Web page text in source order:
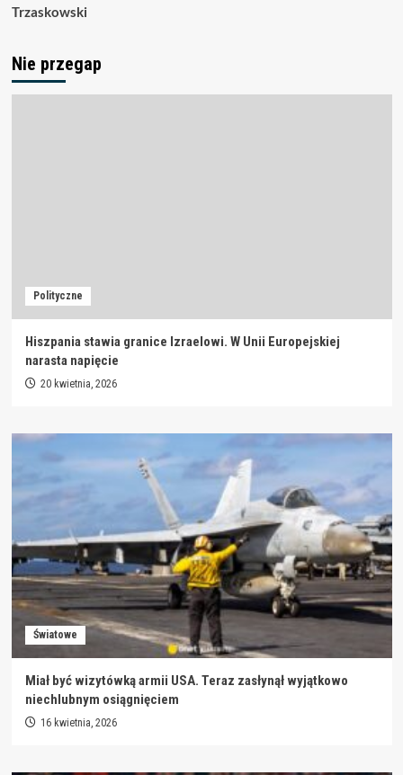
Trzaskowski
Nie przegap
Polityczne
Hiszpania stawia granice Izraelowi. W Unii Europejskiej
narasta napięcie
20 kwietnia, 2026
Światowe
Miał być wizytówką armii USA. Teraz zasłynął wyjątkowo
niechlubnym osiągnięciem
16 kwietnia, 2026